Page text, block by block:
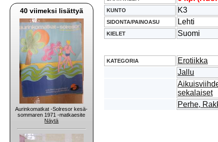
40 viimeksi lisättyä
Aurinkomatkat -Solresor kesä-
sommaren 1971 -matkaesite
Näytä
KUNTO K3
SIDONTA/PAINOASU Lehti
KIELET Suomi
KATEGORIA
Erotiikka
Jallu
sekalaiset
Perhe,